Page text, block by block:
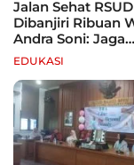
Jalan Sehat
Dibanjiri Ribuan
Andra Soni: Jaga
Kebugaran dan
Sehat
EDUKASI